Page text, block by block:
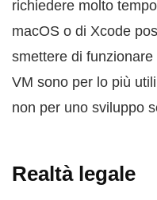
richiedere molto
macOS o di Xcode
smettere di
VM sono per lo più
non per uno sviluppo
Realtà legale